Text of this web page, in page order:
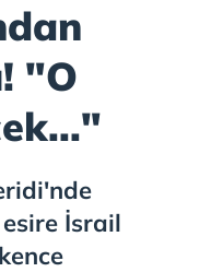
"O
İsrail